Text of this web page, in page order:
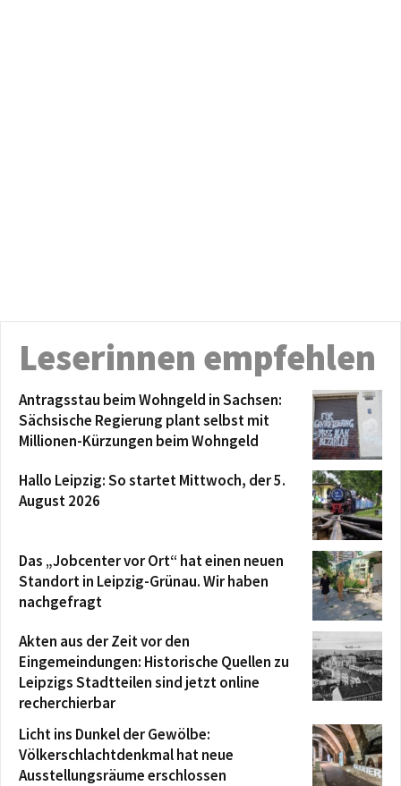
Leserinnen empfehlen
Antragsstau beim Wohngeld in Sachsen:
Sächsische Regierung plant selbst mit
Millionen-Kürzungen beim Wohngeld
Hallo Leipzig: So startet Mittwoch, der 5.
August 2026
Das „Jobcenter vor Ort“ hat einen neuen
Standort in Leipzig-Grünau. Wir haben
nachgefragt
Akten aus der Zeit vor den
Eingemeindungen: Historische Quellen zu
Leipzigs Stadtteilen sind jetzt online
recherchierbar
Licht ins Dunkel der Gewölbe:
Völkerschlachtdenkmal hat neue
Ausstellungsräume erschlossen